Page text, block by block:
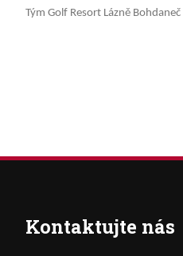
Tým Golf Resort Lázně Bohdaneč
Kontaktujte nás